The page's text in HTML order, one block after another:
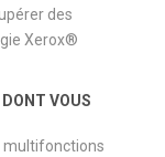
des
Xerox®
VOUS
multifonctions